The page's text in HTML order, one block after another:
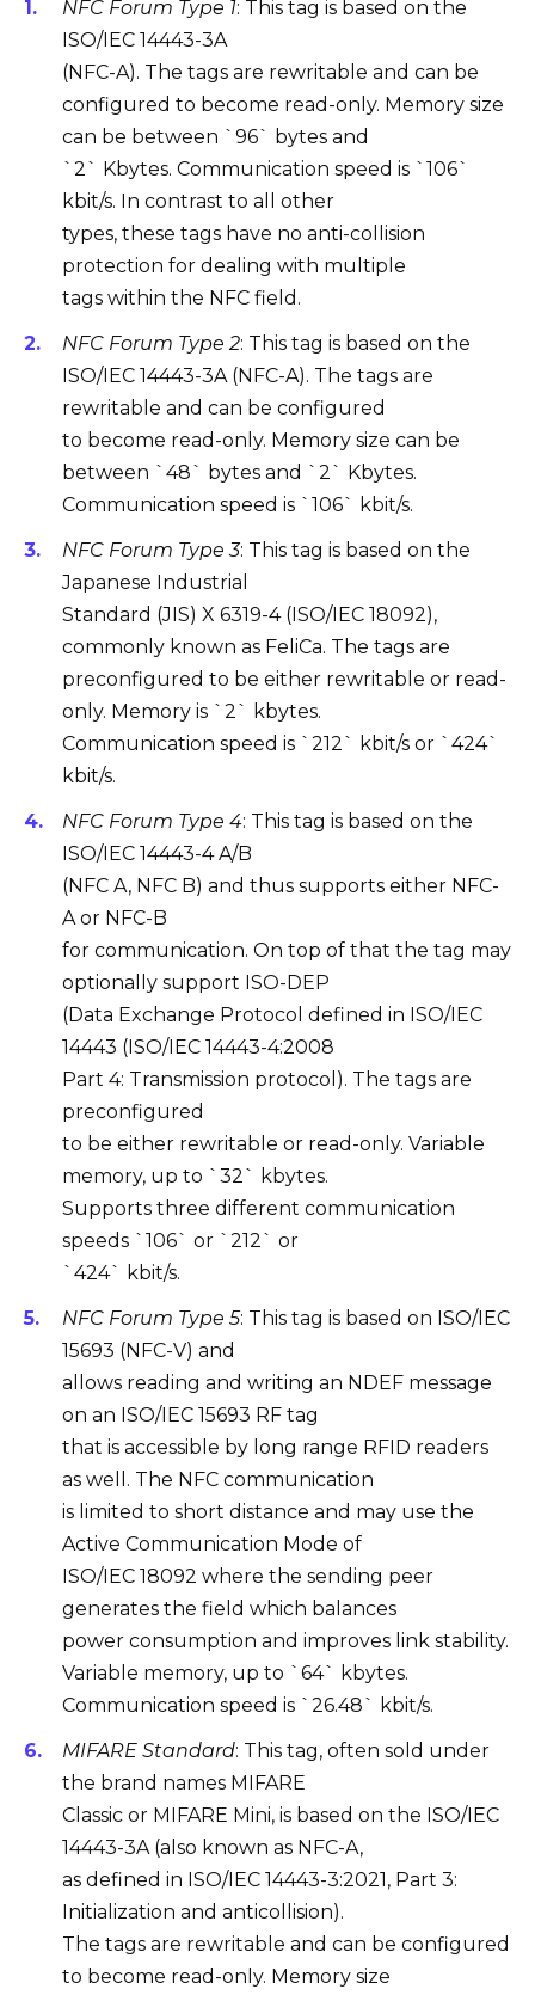
NFC Forum Type 1: This tag is based on the
ISO/IEC 14443-3A
(NFC-A). The tags are rewritable and can be
configured to become read-only. Memory size
can be between `96` bytes and
`2` Kbytes. Communication speed is `106`
kbit/s. In contrast to all other
types, these tags have no anti-collision
protection for dealing with multiple
tags within the NFC field.
NFC Forum Type 2: This tag is based on the
ISO/IEC 14443-3A (NFC-A). The tags are
rewritable and can be configured
to become read-only. Memory size can be
between `48` bytes and `2` Kbytes.
Communication speed is `106` kbit/s.
NFC Forum Type 3: This tag is based on the
Japanese Industrial
Standard (JIS) X 6319-4 (ISO/IEC 18092),
commonly known as FeliCa. The tags are
preconfigured to be either rewritable or read-
only. Memory is `2` kbytes.
Communication speed is `212` kbit/s or `424`
kbit/s.
NFC Forum Type 4: This tag is based on the
ISO/IEC 14443-4 A/B
(NFC A, NFC B) and thus supports either NFC-
A or NFC-B
for communication. On top of that the tag may
optionally support ISO-DEP
(Data Exchange Protocol defined in ISO/IEC
14443 (ISO/IEC 14443-4:2008
Part 4: Transmission protocol). The tags are
preconfigured
to be either rewritable or read-only. Variable
memory, up to `32` kbytes.
Supports three different communication
speeds `106` or `212` or
`424` kbit/s.
NFC Forum Type 5: This tag is based on ISO/IEC
15693 (NFC-V) and
allows reading and writing an NDEF message
on an ISO/IEC 15693 RF tag
that is accessible by long range RFID readers
as well. The NFC communication
is limited to short distance and may use the
Active Communication Mode of
ISO/IEC 18092 where the sending peer
generates the field which balances
power consumption and improves link stability.
Variable memory, up to `64` kbytes.
Communication speed is `26.48` kbit/s.
MIFARE Standard: This tag, often sold under
the brand names MIFARE
Classic or MIFARE Mini, is based on the ISO/IEC
14443-3A (also known as NFC-A,
as defined in ISO/IEC 14443-3:2021, Part 3:
Initialization and anticollision).
The tags are rewritable and can be configured
to become read-only. Memory size